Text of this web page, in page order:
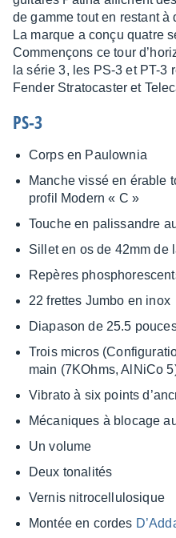
de gamme tout en restant
La marque a conçu quatre
Commençons ce tour
la série 3, les PS-3 et PT-3
Fender Stra­to­cas­ter et
PS-3
Corps en Paulow­nia
Manche vissé en érable
profil Modern « C »
Touche en palis­sandre
Sillet en os de 42mm de
Repères
22 frettes Jumbo en inox
Diapa­son de 25.5
Trois micros
main (7KOhms, AlNiCo
Vibrato à six points
Méca­niques à blocage
Un volume
Deux tona­li­tés
Vernis nitro­cel­lu­lo­sique
Montée en cordes